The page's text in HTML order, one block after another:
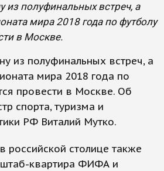
из полуфинальных встреч, а
мира 2018 года по футболу
в Москве.
из полуфинальных встреч, а
мира 2018 года по
провести в Москве. Об
спорта, туризма и
РФ Виталий Мутко.
российской столице также
квартира ФИФА и